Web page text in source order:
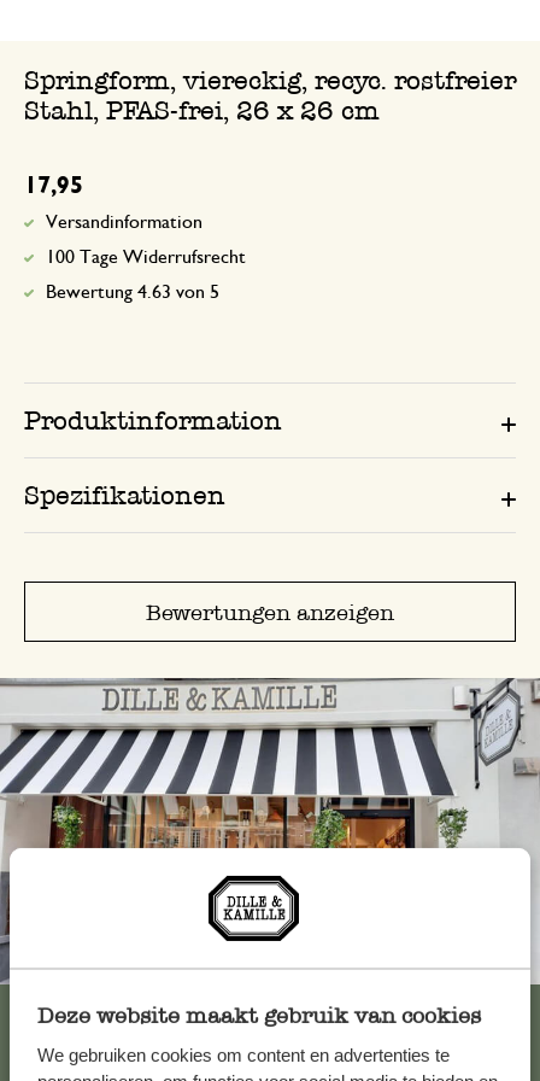
Deze website maakt gebruik van cookies
We gebruiken cookies om content en advertenties te
Springform, viereckig, recyc. rostfreier
Stahl, PFAS-frei, 26 x 26 cm
17,95
Versandinformation
100 Tage Widerrufsrecht
Bewertung 4.63 von 5
Produktinformation
Spezifikationen
Bewertungen anzeigen
Immer in der Nähe
Alle 62 Geschäfte anzeigen